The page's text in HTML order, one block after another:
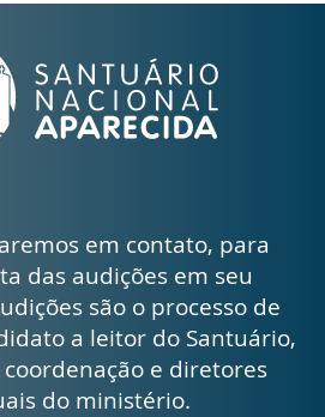
em contato, para
das audições em seu
são o processo de
a leitor do Santuário,
e diretores
do ministério.